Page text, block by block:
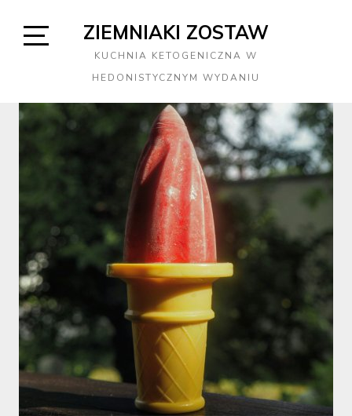
ZIEMNIAKI ZOSTAW
KUCHNIA KETOGENICZNA W
HEDONISTYCZNYM WYDANIU